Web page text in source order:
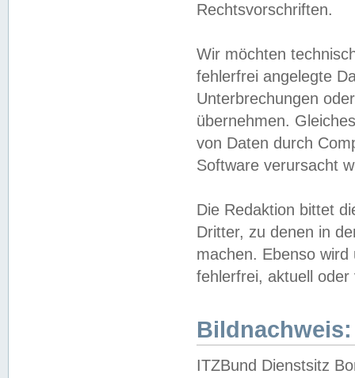
Rechtsvorschriften.
Wir möchten
fehlerfrei angelegte
Unterbrechungen
übernehmen.
von Daten durch
Software verursacht
Die Redaktion bittet
Dritter, zu denen in
machen. Ebenso
fehlerfrei, aktuell oder
Bildnachweis:
ITZBund Dienstsitz